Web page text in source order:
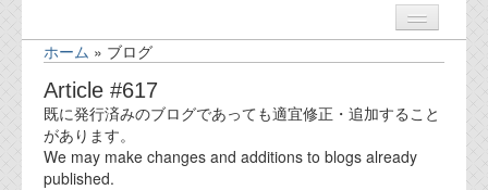
ニュース
業務内容
ホーム » ブログ
Article #617
既に発行済みのブログであっても適宜修正・追加すること
があります。
We may make changes and additions to blogs already
published.